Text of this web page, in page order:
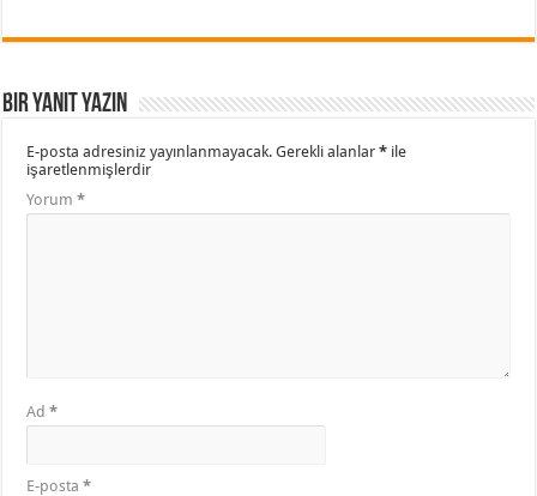
Bir yanıt yazın
E-posta adresiniz yayınlanmayacak. Gerekli alanlar* ile
işaretlenmişlerdir
Yorum*
Ad*
E-posta*